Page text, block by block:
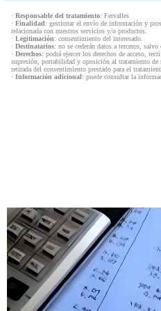
· Responsable del tratamiento: Fervalles
· Finalidad: gestionar el envío de información y
relacionada con nuestros servicios y/o productos.
· Legitimación: consentimiento del interesado.
· Destinatarios: no se cederán datos a terceros, salvo
· Derechos: podrá ejercer los derechos de acceso,
supresión, portabilidad y oposición al tratamiento de
retirada del consentimiento prestado para el
· Información adicional: puede consultar la